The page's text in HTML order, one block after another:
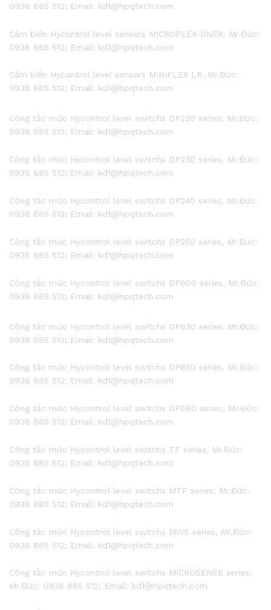
0938 885 512; Email: kd1@hpqtech.com
Cảm biến Hycontrol level sensors MICROFLEX-DNER, Mr.Đức:
0938 885 512; Email: kd1@hpqtech.com
Cảm biến Hycontrol level sensors MINIFLEX LR, Mr.Đức:
0938 885 512; Email: kd1@hpqtech.com
Công tắc mức Hycontrol level switchs DP220 series, Mr.Đức:
0938 885 512; Email: kd1@hpqtech.com
Công tắc mức Hycontrol level switchs DP230 series, Mr.Đức:
0938 885 512; Email: kd1@hpqtech.com
Công tắc mức Hycontrol level switchs DP240 series, Mr.Đức:
0938 885 512; Email: kd1@hpqtech.com
Công tắc mức Hycontrol level switchs DP250 series, Mr.Đức:
0938 885 512; Email: kd1@hpqtech.com
Công tắc mức Hycontrol level switchs DP600 series, Mr.Đức:
0938 885 512; Email: kd1@hpqtech.com
Công tắc mức Hycontrol level switchs DP630 series, Mr.Đức:
0938 885 512; Email: kd1@hpqtech.com
Công tắc mức Hycontrol level switchs DP650 series, Mr.Đức:
0938 885 512; Email: kd1@hpqtech.com
Công tắc mức Hycontrol level switchs DP660 series, Mr.Đức:
0938 885 512; Email: kd1@hpqtech.com
Công tắc mức Hycontrol level switchs TF series, Mr.Đức:
0938 885 512; Email: kd1@hpqtech.com
Công tắc mức Hycontrol level switchs MTF series, Mr.Đức:
0938 885 512; Email: kd1@hpqtech.com
Công tắc mức Hycontrol level switchs MWS series, Mr.Đức:
0938 885 512; Email: kd1@hpqtech.com
Công tắc mức Hycontrol level switchs MICROSENSE series,
Mr.Đức: 0938 885 512; Email: kd1@hpqtech.com